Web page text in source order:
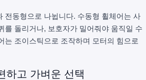
전동형으로 나뉩니다. 수동형 휠체어는 사
를 돌리거나, 보호자가 밀어줘야 움직일 수
는 조이스틱으로 조작하며 모터의 힘으로
하고 가벼운 선택